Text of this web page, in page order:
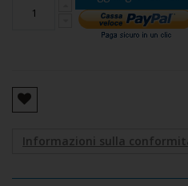
Informazioni sulla